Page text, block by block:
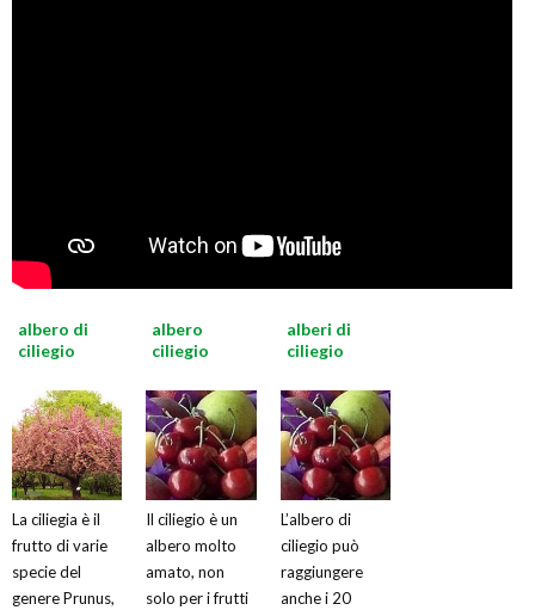
albero di
ciliegio
La ciliegia è il
frutto di varie
specie del
genere Prunus,
albero
ciliegio
Il ciliegio è un
albero molto
amato, non
solo per i frutti
alberi di
ciliegio
L’albero di
ciliegio può
raggiungere
anche i 20